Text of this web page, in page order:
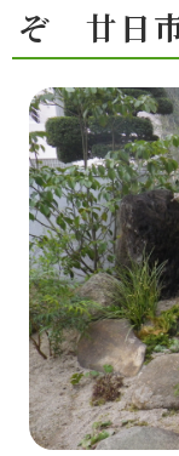
ぞ 廿日